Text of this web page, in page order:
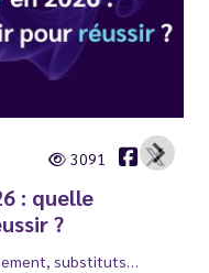
3091
: quelle
?
substituts…